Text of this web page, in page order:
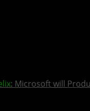
: Microsoft will